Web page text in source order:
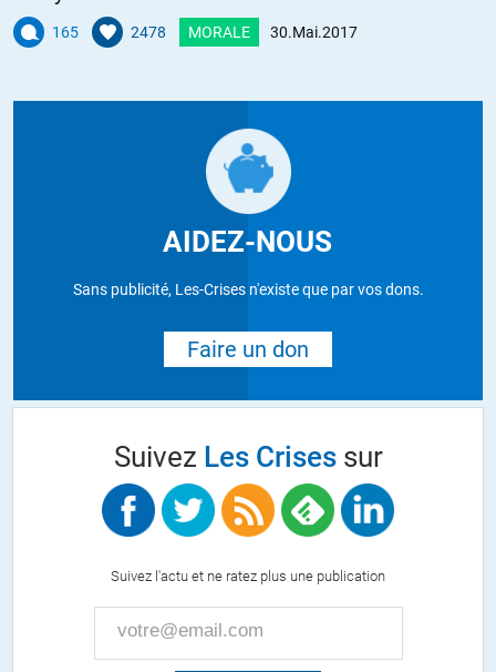
165 2478 MORALE 30.Mai.2017
AIDEZ-NOUS
Sans publicité, Les-Crises n'existe que par vos dons.
Faire un don
Suivez Les Crisessur
Suivez l'actu et ne ratez plus une publication